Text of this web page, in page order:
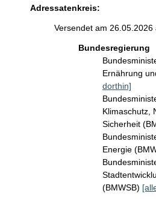
Adressatenkreis:
Versendet am 26.05.2026
Bundesregierung
Ernährung
dorthin]
Klimaschutz,
Sicherheit
Energie
(BMWSB)